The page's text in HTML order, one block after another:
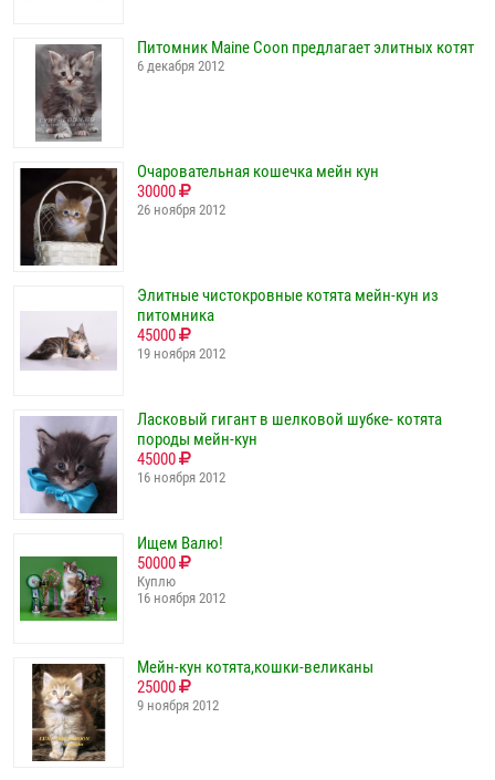
Питомник Maine Coon предлагает элитных котят
6 декабря 2012
Очаровательная кошечка мейн кун
30000
26 ноября 2012
Элитные чистокровные котята мейн-кун из
питомника
45000
19 ноября 2012
Ласковый гигант в шелковой шубке- котята
породы мейн-кун
45000
16 ноября 2012
Ищем Валю!
50000
Куплю
16 ноября 2012
Мейн-кун котята,кошки-великаны
25000
9 ноября 2012